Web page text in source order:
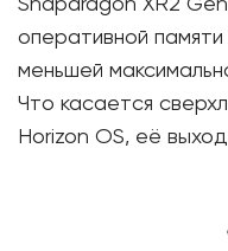
оперативной
меньшей
Что касается
Horizon OS, её